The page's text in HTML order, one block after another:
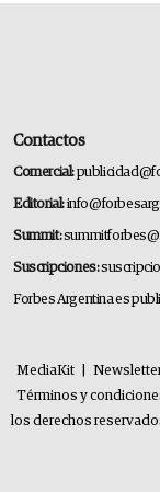
Contactos
Comercial:
Editorial:
Summit:
Suscripciones:
Forbes Argentina es
MediaKit
Términos y
los derechos